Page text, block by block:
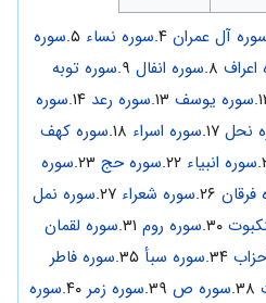
آل عمران سوره نساء
سوره
اعراف سوره انفال
سوره توبه
سوره یوسف سوره رعد
سوره
نحل سوره اسراء
سوره کهف
سوره انبیاء سوره حج
سوره
فرقان سوره شعراء
سوره نمل
سوره روم
سوره لقمان
۳۴. سوره سبأ ۳۵.
سوره فاطر
سوره ص سوره زمر ۴۰.
سوره